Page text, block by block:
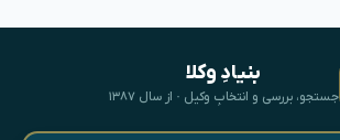
بنیادِ وکلا
جستجو، بررسی و انتخابِ وکیل · از سال ۱۳۸۷